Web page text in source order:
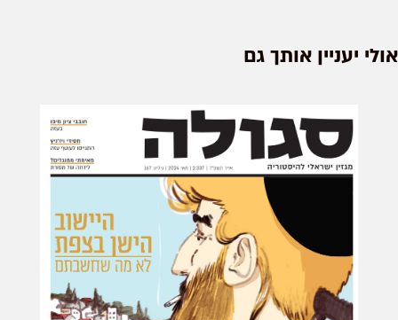
יעניין אותך גם